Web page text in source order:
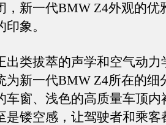
，新一代BMW Z4外观的优
象。
类拔萃的声学和空气动力
为新一代BMW Z4所在的细
车窗、浅色的高质量车顶内
是镂空感，让驾驶者和乘客